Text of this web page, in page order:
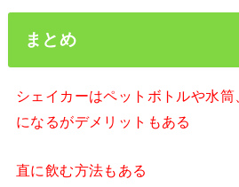
まとめ
シェイカーはペットボトルや水
になるがデメリットもある
直に飲む方法もある